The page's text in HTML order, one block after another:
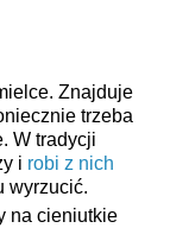
Znajduje
trzeba
W tradycji
i robi z nich
wyrzucić.
na cieniutkie